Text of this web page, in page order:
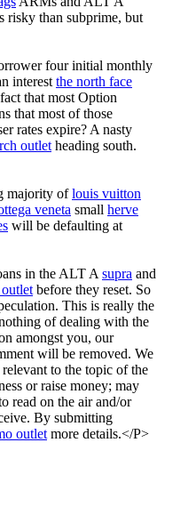
risky than subprime, but
four initial monthly
interest the north face
that most Option
that most of those
rates expire? A nasty
outlet heading south.
majority oflouis vuitton
veneta small herve
will be defaulting at
in the ALT A supra and
before they reset. So
This is really the
of dealing with the
amongst you, our
will be removed. We
to the topic of the
or raise money; may
read on the air and/or
By submitting
outlet more details.</P>